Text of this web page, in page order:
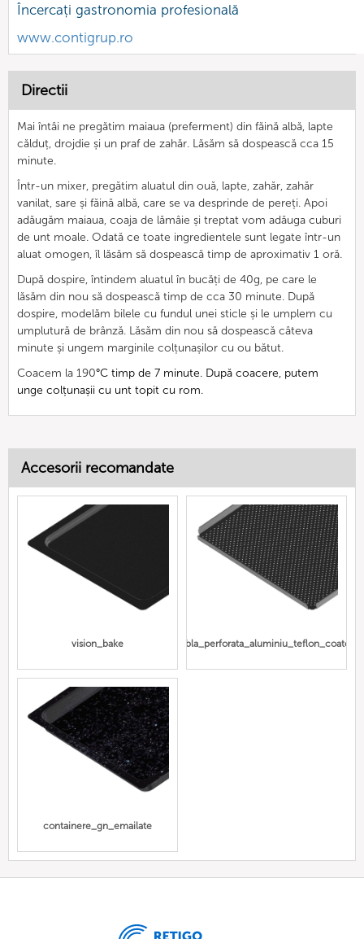
Încercați gastronomia profesională
www.contigrup.ro
Directii
Mai întâi ne pregătim maiaua (preferment) din făină albă, lapte
călduț, drojdie și un praf de zahăr. Lăsăm să dospească cca 15
minute.
Într-un mixer, pregătim aluatul din ouă, lapte, zahăr, zahăr
vanilat, sare și făină albă, care se va desprinde de pereți. Apoi
adăugăm maiaua, coaja de lămâie și treptat vom adăuga cuburi
de unt moale. Odată ce toate ingredientele sunt legate într-un
aluat omogen, îl lăsăm să dospească timp de aproximativ 1 oră.
După dospire, întindem aluatul în bucăți de 40g, pe care le
lăsăm din nou să dospească timp de cca 30 minute. După
dospire, modelăm bilele cu fundul unei sticle și le umplem cu
umplutură de brânză. Lăsăm din nou să dospească câteva
minute și ungem marginile colțunașilor cu ou bătut.
Coacem la 190°C timp de 7 minute. După coacere, putem
unge colțunașii cu unt topit cu rom.
Accesorii recomandate
vision_bake tabla_perforata_aluminiu_teflon_coated
containere_gn_emailate